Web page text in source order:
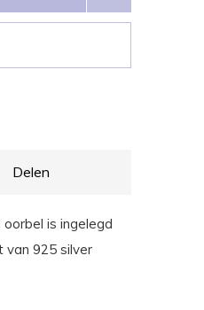
Delen
is ingelegd
van 925 silver